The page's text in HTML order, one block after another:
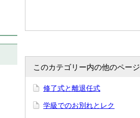
このカテゴリー内の他のページ
修了式と離退任式
学級でのお別れとレク